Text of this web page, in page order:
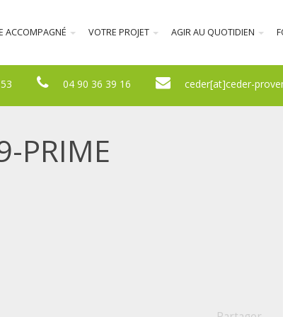
ACCOMPAGNÉ VOTRE PROJET AGIR AU QUOTIDIEN
04 90 36 39 16 ceder[at]ceder-
PRIME